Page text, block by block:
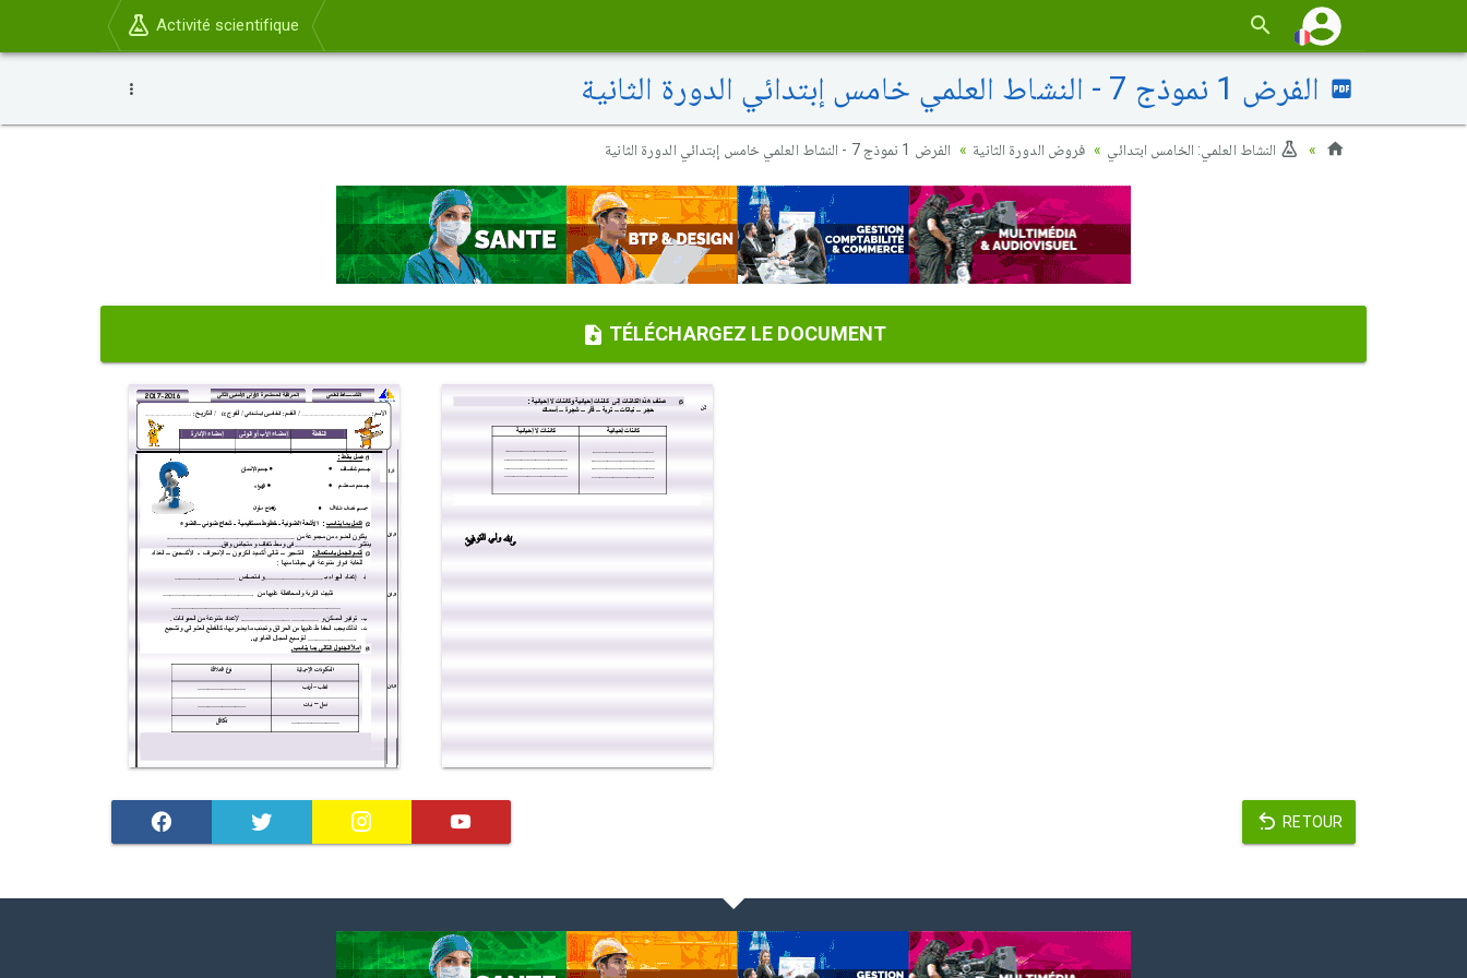
Activité scientifique
الفرض 1 نموذج 7 - النشاط العلمي خامس إبتدائي الدورة الثانية
النشاط العلمي: الخامس ابتدائي فروض الدورة الثانية الفرض 1 نموذج 7 - النشاط العلمي خامس إبتدائي الدورة الثانية
TÉLÉCHARGEZ LE DOCUMENT
RETOUR